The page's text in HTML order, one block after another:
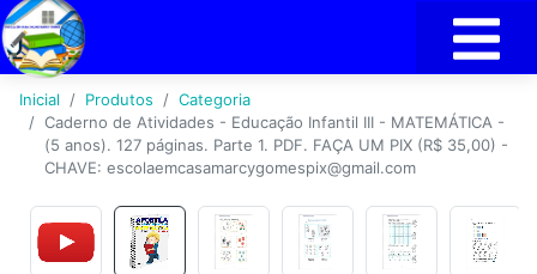
Inicial Produtos
Categoria
Caderno de Atividades - Educação Infantil III - MATEMÁTICA -
(5 anos). 127 páginas. Parte 1. PDF. FAÇA UM PIX (R$ 35,00) -
CHAVE: escolaemcasamarcygomespix@gmail.com